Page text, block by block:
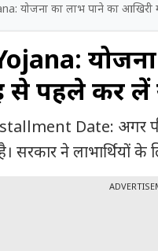
योजना का लाभ पाने का
से पहले कर लें
Date: अगर
ने लाभार्थियों के